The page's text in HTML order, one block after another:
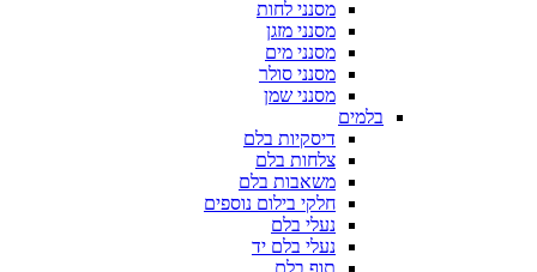
מסנני לחות
מסנני מזגן
מסנני מים
מסנני סולר
מסנני שמן
בלמים
דיסקיות בלם
צלחות בלם
משאבות בלם
חלקי בילום נוספים
נעלי בלם
נעלי בלם יד
תוף בלם